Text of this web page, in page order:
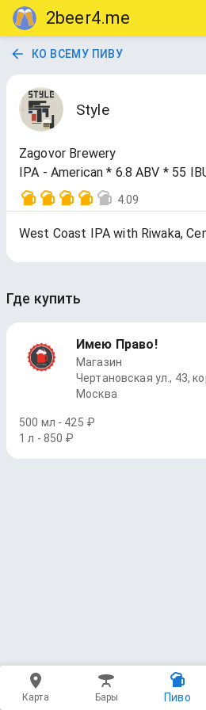
2beer4.me
КО ВСЕМУ ПИВУ
Style
Zagovor Brewery
IPA - American * 6.8 ABV * 55
4.09
West Coast IPA with Riwaka,
Где купить
Имею Право!
Магазин
Чертановская ул., 43,
Москва
500 мл - 425 ₽
1 л - 850 ₽
Карта Бары Пиво